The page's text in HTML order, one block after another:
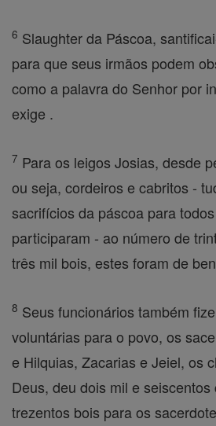
6 Slaughter da Páscoa,
para que seus irmãos podem
como a palavra do Senhor por
exige .
7 Para os leigos Josias, desde
ou seja, cordeiros e cabritos -
sacrifícios da páscoa para
participaram - ao número de
três mil bois, estes foram de
8 Seus funcionários também
voluntárias para o povo, os
e Hilquias, Zacarias e Jeiel, os
Deus, deu dois mil e seiscentos
trezentos bois para os